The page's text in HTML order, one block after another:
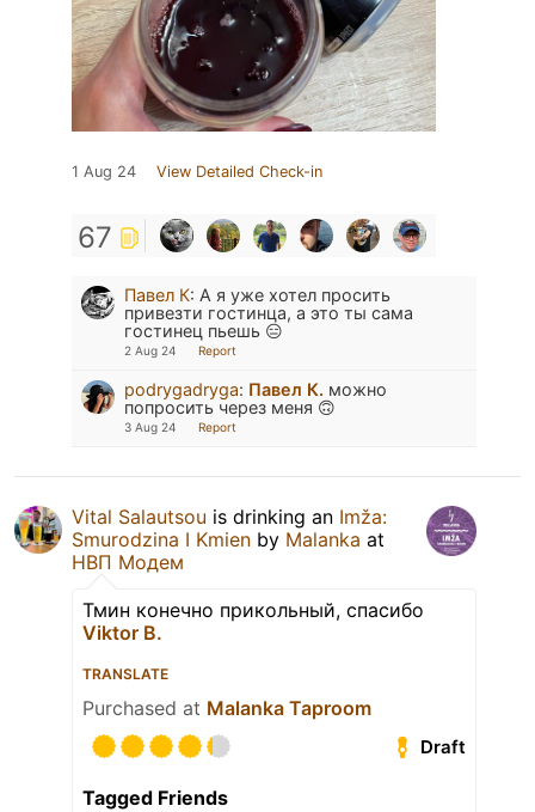
1 Aug 24 View Detailed Check-in
67
Павел К: А я уже хотел просить
привезти гостинца, а это ты сама
гостинец пьешь 😑
2 Aug 24 Report
podrygadryga: Павел К. можно
попросить через меня 🙃
3 Aug 24 Report
Vital Salautsou is drinking an Imža:
Smurodzina I Kmien by Malanka at
НВП Модем
Тмин конечно прикольный, спасибо
Viktor B.
TRANSLATE
Purchased at Malanka Taproom
Draft
Tagged Friends